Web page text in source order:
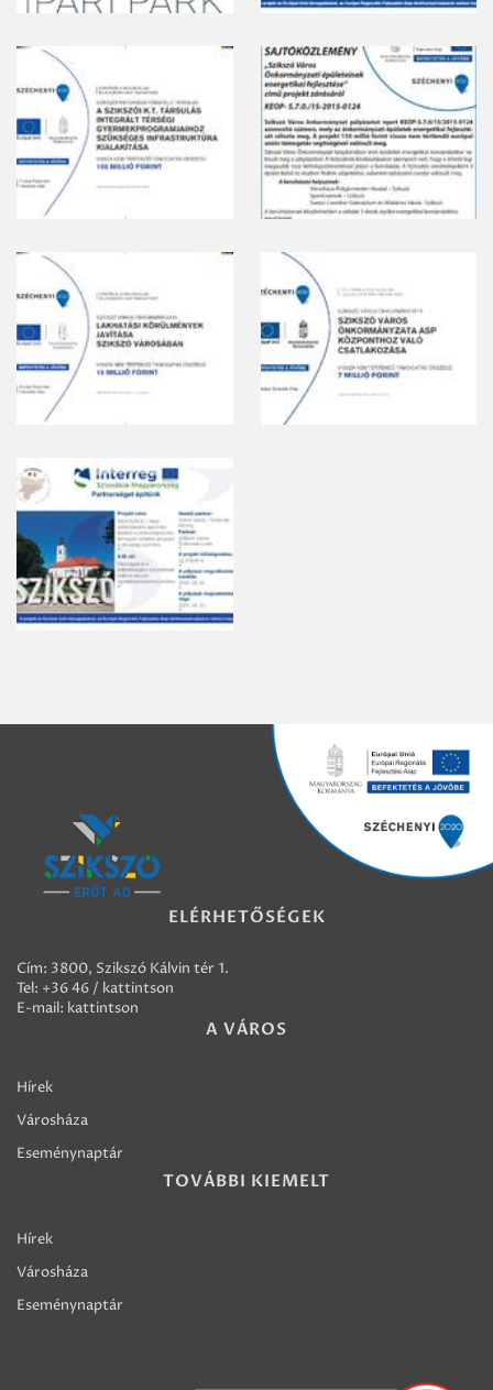
ELÉRHETŐSÉGEK
Cím: 3800, Szikszó Kálvin tér 1.
Tel: +36 46 / kattintson
E-mail: kattintson
A VÁROS
Hírek
Városháza
Eseménynaptár
TOVÁBBI KIEMELT
Hírek
Városháza
Eseménynaptár